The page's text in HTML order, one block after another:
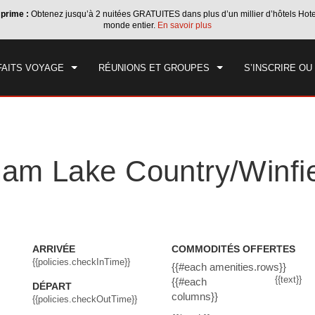
prime :Obtenez jusqu’à 2 nuitées GRATUITES dans plus d’un millier d’hôtels
monde entier. En savoir plus
VOYAGE RÉUNIONS ET GROUPES S’INSCRIRE
DÉPART
VEN, 07 AOÛT 2026
Lake Country/
ARRIVÉE
{{policies.checkInTime}}
DÉPART
{{policies.checkOutTime}}
COMMODITÉS OFFERTES
{{#each amenities.rows}}
{{#each
columns}}
{{text}}